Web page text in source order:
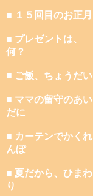
■ １５回目のお正月
■ プレゼントは、
何？
■ ご飯、ちょうだい
■ ママの留守のあい
だに
■ カーテンでかくれ
んぼ
■ 夏だから、ひまわ
り